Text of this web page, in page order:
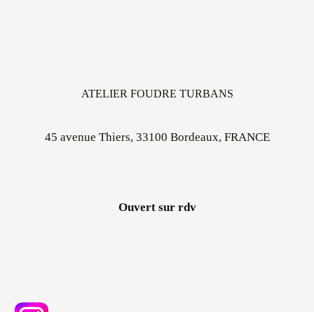
ATELIER FOUDRE TURBANS
45 avenue Thiers, 33100 Bordeaux, FRANCE
Ouvert sur rdv